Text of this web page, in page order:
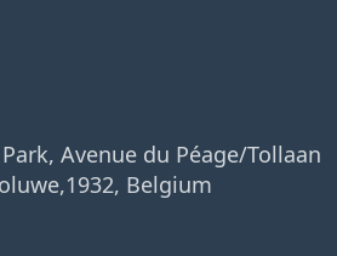
Avenue du Péage/Tollaan
Belgium